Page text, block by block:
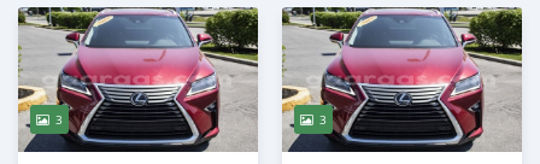
3 3